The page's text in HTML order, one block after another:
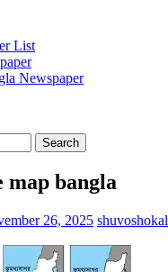
List
Newspaper
map bangla
26, 2025 shuvoshokal